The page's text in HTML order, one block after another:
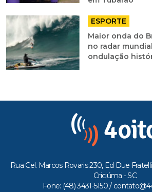
ESPORTE
Maior onda do
no radar
ondulação
Rua Cel. Marcos Rovaris 230, Ed Due
Criciúma - SC
Fone: (48) 3431-5150 /